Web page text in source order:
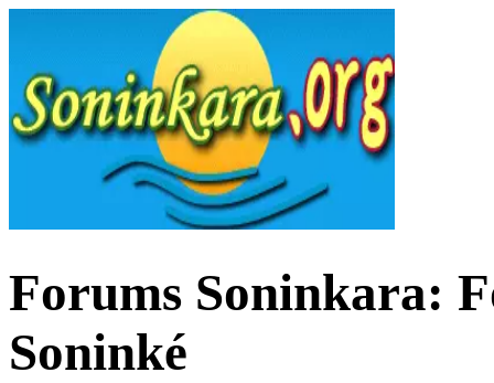
Forums Soninkara:
Soninké